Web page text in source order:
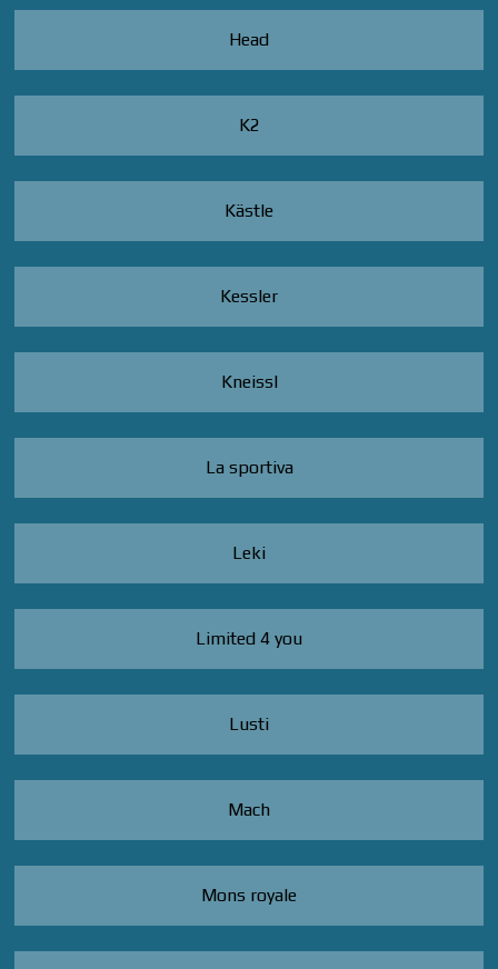
Head
K2
Kästle
Kessler
Kneissl
La sportiva
Leki
Limited 4 you
Lusti
Mach
Mons royale